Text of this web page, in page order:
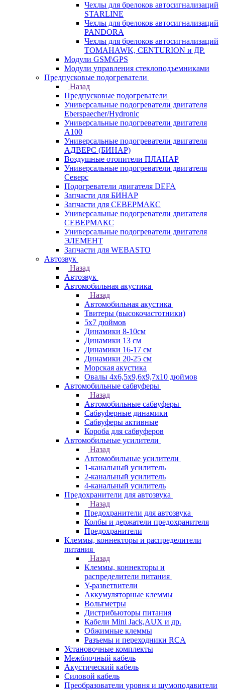
Чехлы для брелоков автосигнализаций
STARLINE
Чехлы для брелоков автосигнализаций
PANDORA
Чехлы для брелоков автосигнализаций
TOMAHAWK, CENTURION и ДР.
Модули GSM\GPS
Модули управления стеклоподъемниками
Предпусковые подогреватели
Назад
Предпусковые подогреватели
Универсальные подогреватели двигателя
Eberspaecher/Hydronic
Универсальные подогреватели двигателя
A100
Универсальные подогреватели двигателя
АДВЕРС (БИНАР)
Воздушные отопители ПЛАНАР
Универсальные подогреватели двигателя
Северс
Подогреватели двигателя DEFA
Запчасти для БИНАР
Запчасти для СЕВЕРМАКС
Универсальные подогреватели двигателя
СЕВЕРМАКС
Универсальные подогреватели двигателя
ЭЛЕМЕНТ
Запчасти для WEBASTO
Автозвук
Назад
Автозвук
Автомобильная акустика
Назад
Автомобильная акустика
Твитеры (высокочастотники)
5x7 дюймов
Динамики 8-10см
Динамики 13 см
Динамики 16-17 см
Динамики 20-25 см
Морская акустика
Овалы 4х6,5х9,6x9,7х10 дюймов
Автомобильные сабвуферы
Назад
Автомобильные сабвуферы
Сабвуферные динамики
Сабвуферы активные
Короба для сабвуферов
Автомобильные усилители
Назад
Автомобильные усилители
1-канальный усилитель
2-канальный усилитель
4-канальный усилитель
Предохранители для автозвука
Назад
Предохранители для автозвука
Колбы и держатели предохранителя
Предохранители
Клеммы, коннекторы и распределители
питания
Назад
Клеммы, коннекторы и
распределители питания
Y-разветвители
Аккумуляторные клеммы
Вольтметры
Дистрибьюторы питания
Кабели Mini Jack,AUX и др.
Обжимные клеммы
Разъемы и переходники RCA
Установочные комплекты
Межблочный кабель
Акустический кабель
Силовой кабель
Преобразователи уровня и шумоподавители